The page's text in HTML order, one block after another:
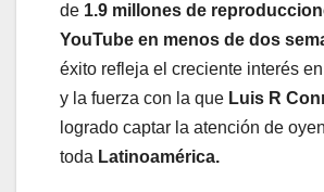
de 1.9 millones de
YouTube en menos de dos
éxito refleja el creciente interés
y la fuerza con la que Luis R
logrado captar la atención de
toda Latinoamérica.